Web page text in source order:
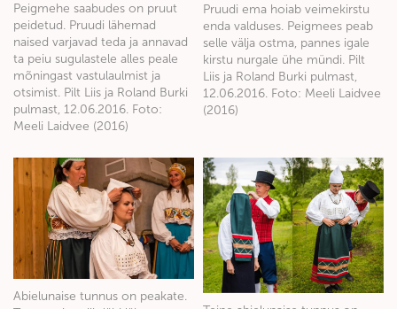
Peigmehe saabudes on pruut
peidetud. Pruudi lähemad
naised varjavad teda ja annavad
ta peiu sugulastele alles peale
mõningast vastulaulmist ja
otsimist. Pilt Liis ja Roland Burki
pulmast, 12.06.2016. Foto:
Meeli Laidvee (2016)
Pruudi ema hoiab veimekirstu
enda valduses. Peigmees peab
selle välja ostma, pannes igale
kirstu nurgale ühe mündi. Pilt
Liis ja Roland Burki pulmast,
12.06.2016. Foto: Meeli Laidvee
(2016)
Abielunaise tunnus on peakate.